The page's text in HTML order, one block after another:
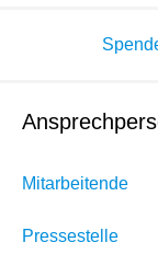
Mitarbeitende
Pressestelle